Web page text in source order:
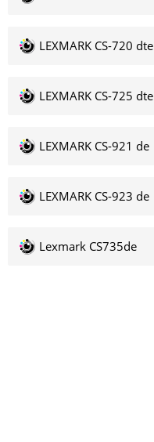
LEXMARK CS-720 dte
LEXMARK CS-725 dte
LEXMARK CS-921 de
LEXMARK CS-923 de
Lexmark CS735de